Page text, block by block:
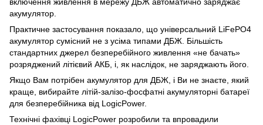
акумулятор.
Практичне застосування показало, що універсальний LiFePO4
акумулятор сумісний не з усіма типами ДБЖ. Більшість
стандартних джерел безперебійного живлення «не бачать»
розряджений літієвий АКБ, і, як наслідок, не заряджають його.
Якщо Вам потрібен акумулятор для ДБЖ, і Ви не знаєте, який
краще, вибирайте літій-залізо-фосфатні акумуляторні батареї
для безперебійника від LogicPower.
Технічні фахівці LogicPower розробили та впровадили